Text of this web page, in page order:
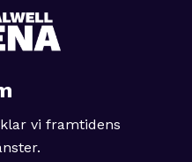
vi framtidens